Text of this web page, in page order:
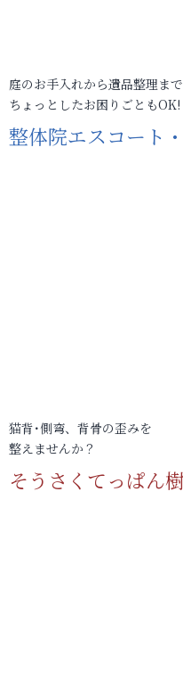
庭のお手入れから遺品整理まで
ちょっとしたお困りごともOK!
整体院エスコート
猫背･側弯、背骨の歪みを
整えませんか？
そうさくてっぱん